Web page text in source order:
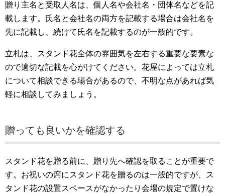
贈り主名と受取人名は、個人名や会社名・団体名などを記
載します。氏名と会社名の両方を記載する場合は会社名を
先に記載し、続けて氏名を記載するのが一般的です。
立札は、スタンド花全体の雰囲気を左右する重要な要素な
ので適切な記載を心がけてください。花屋によっては立札
について相談できる場合があるので、不明な点があれば気
軽に相談してみましょう。
贈っても良いかを確認する
スタンド花を贈る前に、贈り先へ確認を取ることが重要で
す。お祝いの席にスタンド花を贈るのは一般的ですが、ス
タンド花の設置スペースがなかったり会場の規定で置けな